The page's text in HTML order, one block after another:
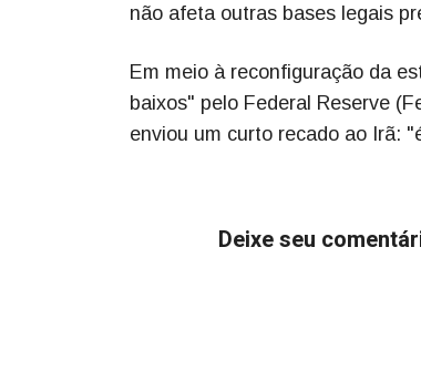
não afeta outras bases legais
Em meio à reconfiguração da
baixos" pelo Federal Reserve
enviou um curto recado ao Irã:
Deixe seu